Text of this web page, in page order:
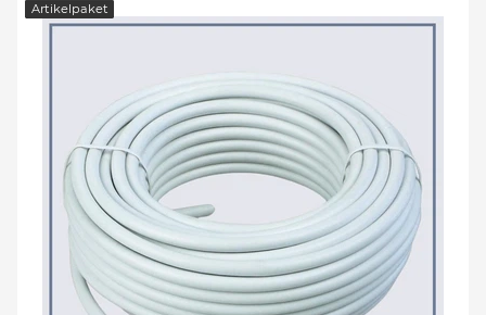
Artikelpaket